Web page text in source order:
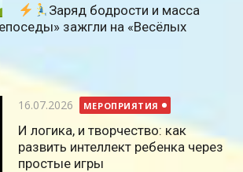
Заряд бодрости и масса
зажгли на «Весёлых
Опубликовано
16.07.2026 МЕРОПРИЯТИЯ
И логика, и творчество: как
развить интеллект ребенка через
простые игры